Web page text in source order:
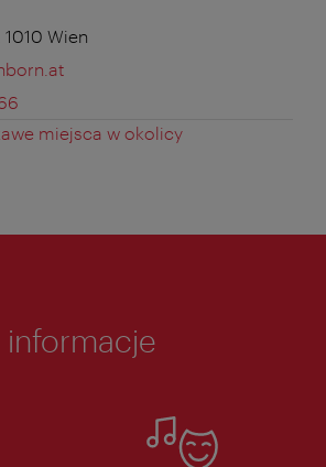
Wien
miejsca w okolicy
informacje